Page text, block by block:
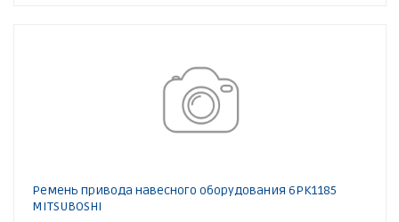
Ремень привода навесного оборудования 6PK1185
MITSUBOSHI